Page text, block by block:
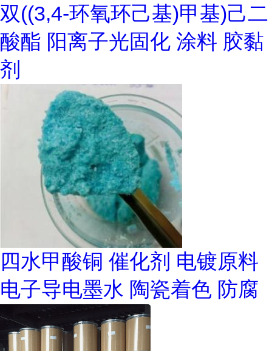
双((3,4-环氧环己基)甲基)己二
酸酯 阳离子光固化 涂料 胶黏
剂
四水甲酸铜 催化剂 电镀原料
电子导电墨水 陶瓷着色 防腐